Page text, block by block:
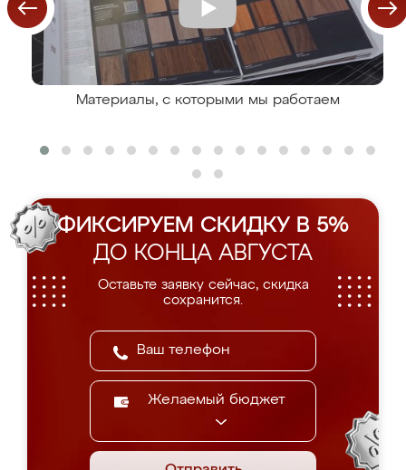
Материалы, с которыми мы работаем
ФИКСИРУЕМ СКИДКУ В 5%
ДО КОНЦА АВГУСТА
Оставьте заявку сейчас, скидка
сохранится.
Желаемый бюджет